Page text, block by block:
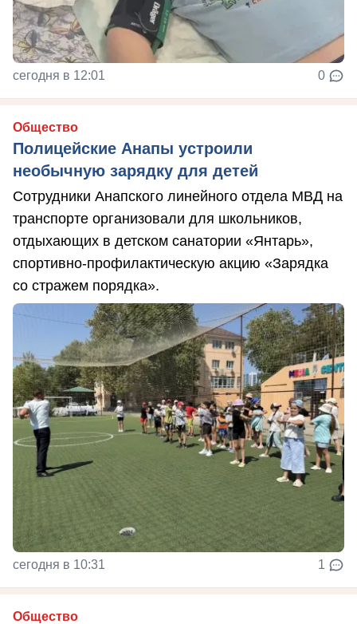
сегодня в 12:01 0
Общество
Полицейские Анапы устроили
необычную зарядку для детей
Сотрудники Анапского линейного отдела МВД на
транспорте организовали для школьников,
отдыхающих в детском санатории «Янтарь»,
спортивно-профилактическую акцию «Зарядка
со стражем порядка».
сегодня в 10:31 1
Общество